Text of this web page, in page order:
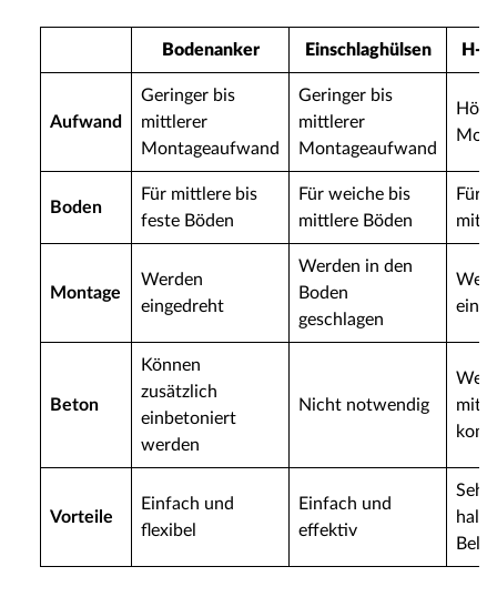
Bodenanker Einschlaghülsen H-
Aufwand
Geringer bis
mittlerer
Montageaufwand
Geringer bis
mittlerer
Montageaufwand
Boden
Für mittlere bis
feste Böden
Für weiche bis
mittlere Böden
Für
Montage
Werden
eingedreht
Werden in den
Boden
geschlagen
Beton
Können
zusätzlich
einbetoniert
werden
Nicht notwendig
mit
Vorteile
Einfach und
flexibel
Einfach und
effektiv
Sehr